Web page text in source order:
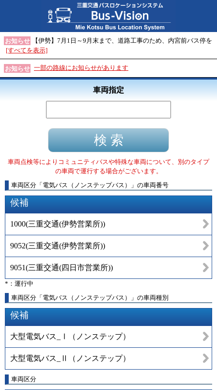
お知らせ
【伊勢】7月1日～9月末まで、道路工事のため、内宮前バス停を
[すべてを表示]
お知らせ 一部の路線にお知らせがあります
車両指定
車両点検等によりコミュニティバスや特殊な車両について、別のタイプ
の車両で運行する場合がございます。
車両区分 「 電気バス（ノンステップバス） 」 の車両番号
候補
1000(三重交通(伊勢営業所))
9052(三重交通(伊勢営業所))
9051(三重交通(四日市営業所))
*：運行中
車両区分「電気バス（ノンステップバス）」の車両種別
候補
大型電気バス_Ⅰ（ノンステップ）
大型電気バス_Ⅱ（ノンステップ）
車両区分